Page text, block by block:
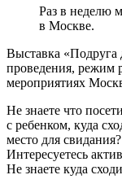
Раз в неделю
в Москве.
Выставка
проведения, режим
мероприятиях
Не знаете что
с ребенком, куда
место для
Интересуетесь
Не знаете куда